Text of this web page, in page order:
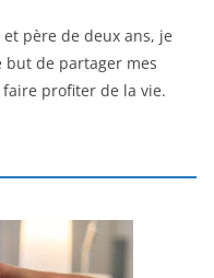
père de deux ans, je
but de partager mes
profiter de la vie.